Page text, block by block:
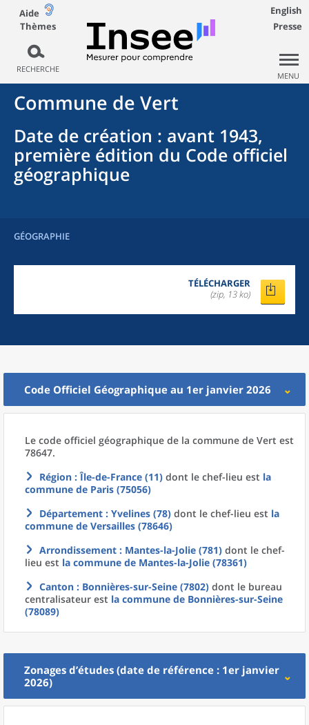
Aide
Thèmes
RECHERCHE
English
Presse
MENU
Commune de Vert
Date de création : avant 1943,
première édition du Code officiel
géographique
GÉOGRAPHIE
TÉLÉCHARGER
(zip, 13 ko)
Code Officiel Géographique au 1er janvier 2026
Le code officiel géographique de la commune de Vert est
78647.
Région : Île-de-France (11) dont le chef-lieu est la
commune de Paris (75056)
Département : Yvelines (78) dont le chef-lieu est la
commune de Versailles (78646)
Arrondissement : Mantes-la-Jolie (781) dont le chef-
lieu est la commune de Mantes-la-Jolie (78361)
Canton : Bonnières-sur-Seine (7802) dont le bureau
centralisateur est la commune de Bonnières-sur-Seine
(78089)
Zonages d’études (date de référence : 1er janvier
2026)